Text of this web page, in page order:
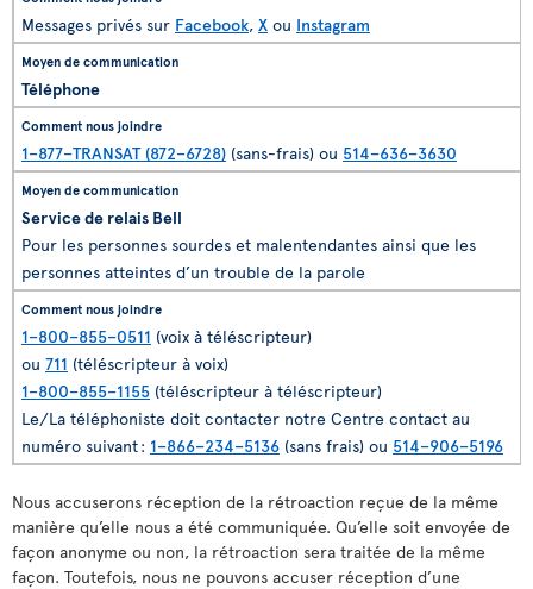
Messages privés sur Facebook, X ou Instagram
Téléphone
1–877–TRANSAT (872–6728) (sans-frais) ou 514–636–3630
Service de relais Bell
Pour les personnes sourdes et malentendantes ainsi que les
personnes atteintes d’un trouble de la parole
1–800–855–0511 (voix à téléscripteur)
ou 711 (téléscripteur à voix)
1–800–855–1155 (téléscripteur à téléscripteur)
Le/La téléphoniste doit contacter notre Centre contact au
numéro suivant : 1–866–234–5136 (sans frais) ou 514–906–5196
Nous accuserons réception de la rétroaction reçue de la même
manière qu’elle nous a été communiquée. Qu’elle soit envoyée de
façon anonyme ou non, la rétroaction sera traitée de la même
façon. Toutefois, nous ne pouvons accuser réception d’une